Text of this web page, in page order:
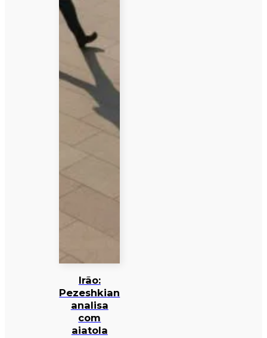
Irão:
Pezeshkian
analisa
com
aiatola